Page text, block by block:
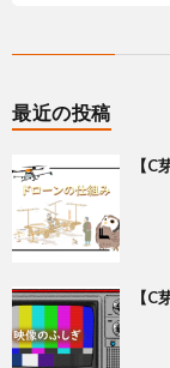
最近の投稿
【
【C